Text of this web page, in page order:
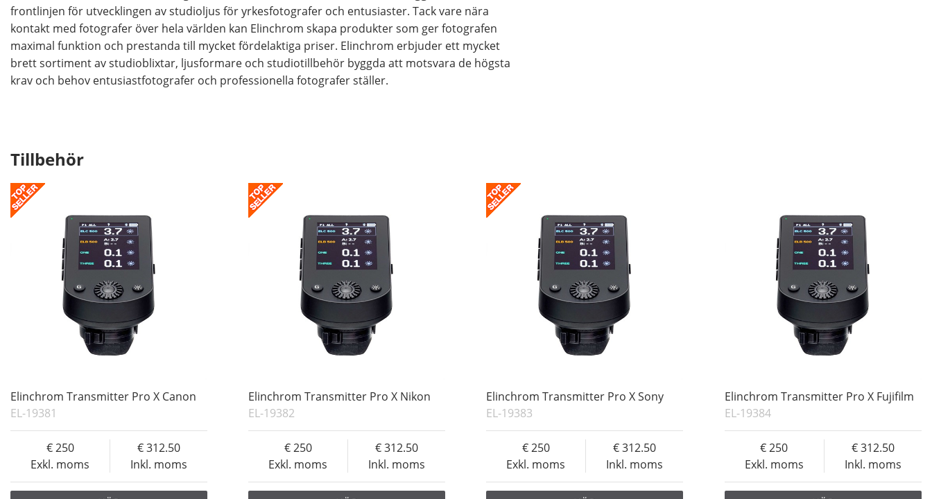
frontlinjen för utvecklingen av studioljus för yrkesfotografer och entusiaster. Tack vare nära
kontakt med fotografer över hela världen kan Elinchrom skapa produkter som ger fotografen
maximal funktion och prestanda till mycket fördelaktiga priser. Elinchrom erbjuder ett mycket
brett sortiment av studioblixtar, ljusformare och studiotillbehör byggda att motsvara de högsta
krav och behov entusiastfotografer och professionella fotografer ställer.
Tillbehör
Elinchrom Transmitter Pro X Canon
EL-19381
Exkl. moms
250
Inkl. moms
312.50
Elinchrom Transmitter Pro X Nikon
EL-19382
Exkl. moms
250
Inkl. moms
312.50
Elinchrom Transmitter Pro X Sony
EL-19383
Exkl. moms
250
Inkl. moms
312.50
Elinchrom Transmitter Pro X Fujifilm
EL-19384
Exkl. moms
250
Inkl. moms
312.50